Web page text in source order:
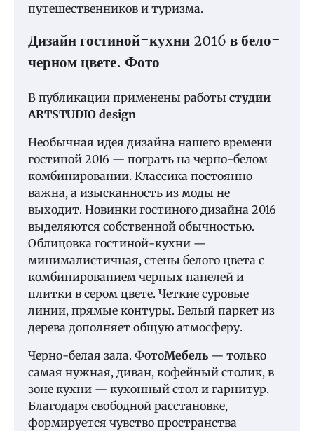
путешественников и туризма.
Дизайн гостиной-кухни 2016 в бело-
черном цвете. Фото
В публикации применены работы студии
ARTSTUDIO design
Необычная идея дизайна нашего времени
гостиной 2016 — пограть на черно-белом
комбинировании. Классика постоянно
важна, а изысканность из моды не
выходит. Новинки гостиного дизайна 2016
выделяются собственной обычностью.
Облицовка гостиной-кухни —
минималистичная, стены белого цвета с
комбинированием черных панелей и
плитки в сером цвете. Четкие суровые
линии, прямые контуры. Белый паркет из
дерева дополняет общую атмосферу.
Черно-белая зала. ФотоМебель — только
самая нужная, диван, кофейный столик, в
зоне кухни — кухонный стол и гарнитур.
Благодаря свободной расстановке,
формируется чувство пространства